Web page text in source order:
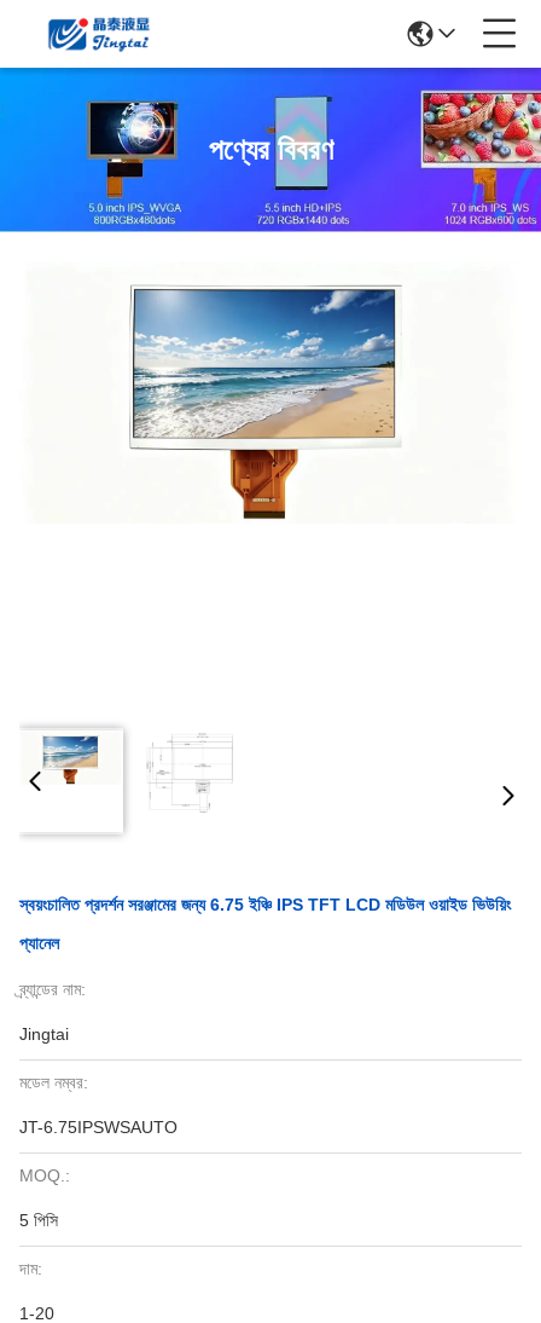
পণ্যের বিবরণ
স্বয়ংচালিত প্রদর্শন সরঞ্জামের জন্য 6.75 ইঞ্চি IPS TFT LCD মডিউল ওয়াইড ভিউয়িং
প্যানেল
ব্র্যান্ডের নাম:
Jingtai
মডেল নম্বর:
JT-6.75IPSWSAUTO
MOQ.:
5 পিসি
দাম:
1-20